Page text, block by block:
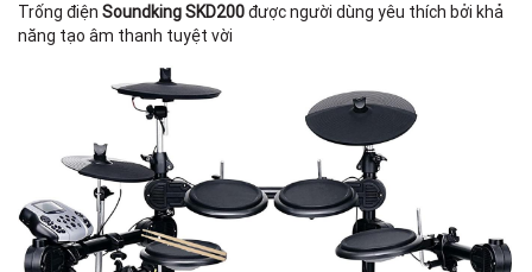
Trống điện Soundking SKD200được người dùng yêu thích bởi khả
năng tạo âm thanh tuyệt vời